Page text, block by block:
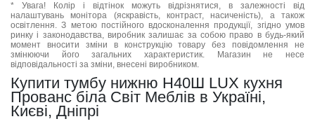
* Увага! Колір і відтінок можуть відрізнятися, в залежності від
налаштувань монітора (яскравість, контраст, насиченість), а також
освітлення. З метою постійного вдосконалення продукції, згідно умов
ринку і законодавства, виробник залишає за собою право в будь-який
момент вносити зміни в конструкцію товару без повідомлення не
змінюючи його загальних характеристик. Магазин не несе
відповідальності за зміни, внесені виробником.
Купити тумбу нижню Н40Ш LUX кухня
Прованс біла Світ Меблів в Україні,
Києві, Дніпрі